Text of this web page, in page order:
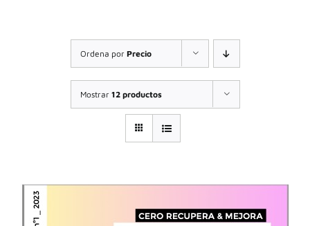
FORMACIÓN
COMUNIDAD
CONTACTO
Ordena por Precio
Mostrar 12 productos